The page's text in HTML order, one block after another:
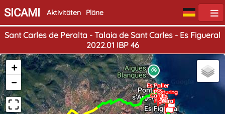
SICAMI Aktivitäten Pläne
Sant Carles de Peralta - Talaia de Sant Carles - Es Figueral
2022.01 IBP 46
Es
Figueral
Posturing
Es Paller
des
Camp
+
−